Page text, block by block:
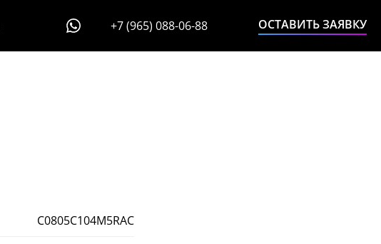
+7 (965) 088-06-88 ОСТАВИТЬ ЗАЯВКУ
С0805C104M5RAC